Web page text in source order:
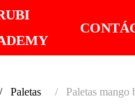
Paletas Paletas